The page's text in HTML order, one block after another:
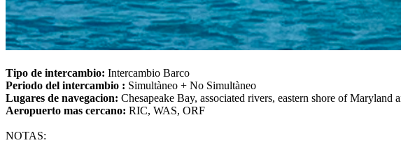
Tipo de intercambio: Intercambio Barco
Periodo del intercambio : Simultàneo + No Simultàneo
Lugares de navegacion: Chesapeake Bay, associated rivers, eastern shore of Maryland
Aeropuerto mas cercano: RIC, WAS, ORF
NOTAS: